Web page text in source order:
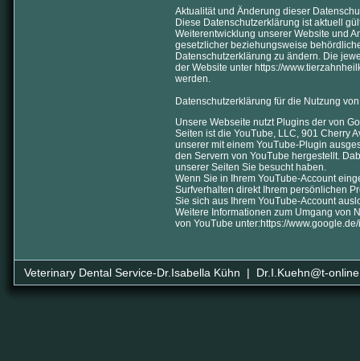
Aktualität und Änderung dieser
Diese Datenschutzerklärung ist aktuell
Weiterentwicklung unserer Website und
gesetzlicher beziehungsweise
Datenschutzerklärung zu ändern. Die
der Website unter https://
werden.
Datenschutzerklärung für die Nutzung
Unsere Webseite nutzt Plugins der von
Seiten ist die YouTube, LLC, 901 Cherry
unserer mit einem YouTube-Plugin
den Servern von YouTube hergestellt.
unserer Seiten Sie besucht haben.
Wenn Sie in Ihrem YouTube-Account
Surfverhalten direkt Ihrem persönlichen
Sie sich aus Ihrem YouTube-Account
Weitere Informationen zum Umgang von
von YouTube unter:https://
Veterinary Dental Service-Dr.Isabella Kühn | Dr.I.Kuehn@t-